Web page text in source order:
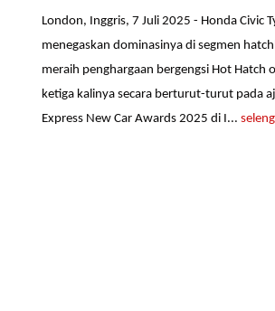
London, Inggris, 7 Juli 2025 - Honda Civic
menegaskan dominasinya di segmen
meraih penghargaan bergengsi Hot Hatch
ketiga kalinya secara berturut-turut pada
Express New Car Awards 2025 di I...